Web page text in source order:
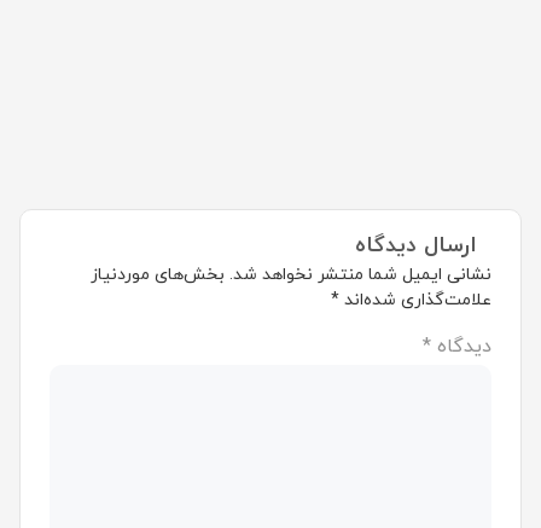
ارسال دیدگاه
نشانی ایمیل شما منتشر نخواهد شد. بخش‌های موردنیاز
علامت‌گذاری شده‌اند *
دیدگاه *